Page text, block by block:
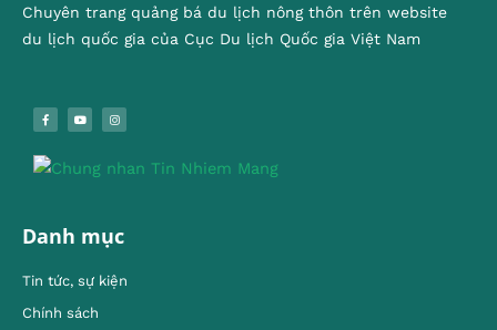
Chuyên trang quảng bá du lịch nông thôn trên website
du lịch quốc gia của Cục Du lịch Quốc gia Việt Nam
Danh mục
Tin tức, sự kiện
Chính sách